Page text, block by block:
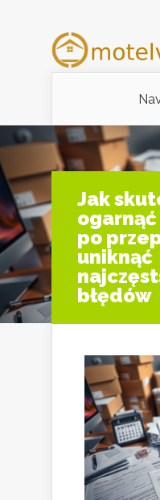
Jak
po
uniknąć
błędów